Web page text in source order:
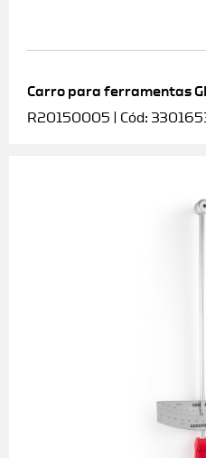
Carro para ferramentas
R20150005 | Cód: